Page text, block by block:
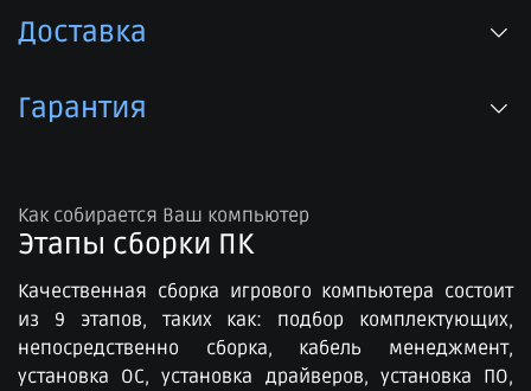
Доставка
Гарантия
Как собирается Ваш компьютер
Этапы сборки ПК​
Качественная сборка игрового компьютера состоит
из 9 этапов, таких как: подбор комплектующих,
непосредственно сборка, кабель менеджмент,
установка ОС, установка драйверов, установка ПО,